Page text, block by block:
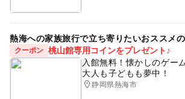
熱海への家族旅行で立ち寄りたいおススメ
クーポン 桃山館専用コインをプレゼント♪
入館無料！懐かしのゲー
大人も子どもも夢中！
静岡県熱海市